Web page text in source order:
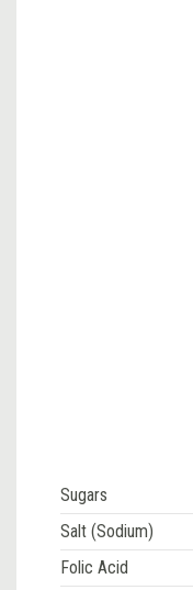
Sugars
Salt (Sodium)
Folic Acid